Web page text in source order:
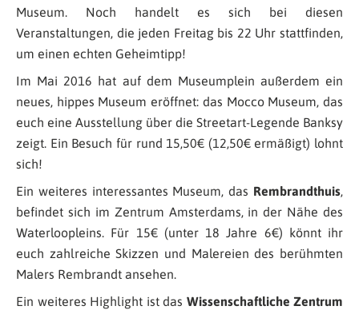
Museum. Noch handelt es sich bei diesen
Veranstaltungen, die jeden Freitag bis 22 Uhr stattfinden,
um einen echten Geheimtipp!
Im Mai 2016 hat auf dem Museumplein außerdem ein
neues, hippes Museum eröffnet: das Mocco Museum, das
euch eine Ausstellung über die Streetart-Legende Banksy
zeigt. Ein Besuch für rund 15,50€ (12,50€ ermäßigt) lohnt
sich!
Ein weiteres interessantes Museum, das Rembrandthuis,
befindet sich im Zentrum Amsterdams, in der Nähe des
Waterloopleins. Für 15€ (unter 18 Jahre 6€) könnt ihr
euch zahlreiche Skizzen und Malereien des berühmten
Malers Rembrandt ansehen.
Ein weiteres Highlight ist das Wissenschaftliche Zentrum